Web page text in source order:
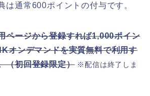
は通常600ポイントの付与です。
ページから登録すれば1,000ポイン
オンデマンドを実質無料で利用す
（初回登録限定） ※配信は終了しま